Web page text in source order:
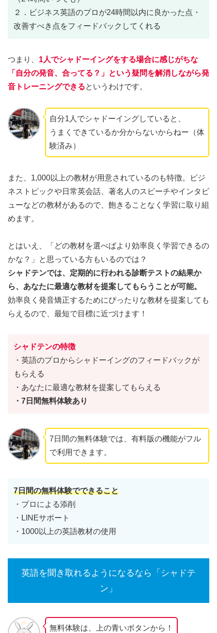
２．ビジネス英語のプロが24時間以内に良かった点・
改善すべき点をフィードバックしてくれる
つまり、 1人でシャドーイングをする場合に感じがちな
「自分の発音、合ってる？」という疑問を解消しながら発
音トレーニングできるというわけです。
自分1人でシャドーイングしていると、
うまくできているか分からないからねー（体
験済み）
また、1,000以上の教材が用意されているのも特徴。ビジ
ネストピックや日常英会話、著名人のスピーチやインタビ
ューなどの教材があるので、飽きることなく学習に取り組
めます。
とはいえ、「どの教材を選べばより効率良く学習できるの
かな？」と思っている方もいるのでは？
シャドテンでは、定期的に行われる診断テストの結果か
ら、あなたに最適な教材を提案してもらうことが可能。
効率良く発音矯正するためにぴったりな教材を提案しても
らえるので、最短で目標に近づけます！
シャドテンの特徴
・英語のプロからシャドーイングのフィードバックが
もらえる
・あなたに最適な教材を提案してもらえる
・7日間無料体験あり
7日間の無料体験では、有料版の機能がフル
で利用できます。
7日間の無料体験でできること
・プロによる添削
・LINEサポート
・1000以上の英語教材の使用
英語を聞き取れるようになるなら「シャドテ
ン」
無料体験は、上の青いボタンから！